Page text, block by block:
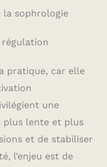
la sophrologie
pratique, car elle
une
plus lente et plus
et de stabiliser
l’enjeu est de